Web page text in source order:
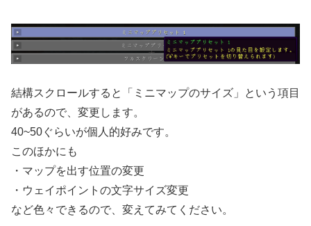
結構スクロールすると「ミニマップのサイズ」という項目
があるので、変更します。
40~50ぐらいが個人的好みです。
このほかにも
・マップを出す位置の変更
・ウェイポイントの文字サイズ変更
など色々できるので、変えてみてください。